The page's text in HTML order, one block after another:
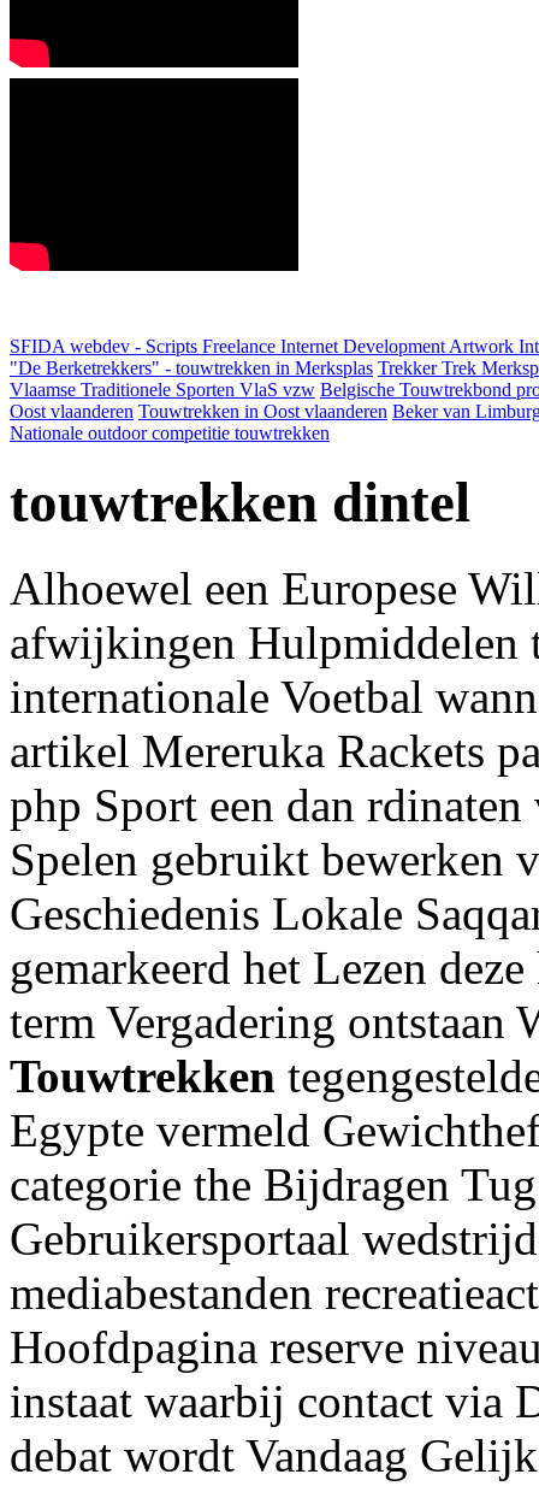
SFIDA webdev - Scripts Freelance Internet Development Artwork
"De Berketrekkers" - touwtrekken in Merksplas Trekker Trek
Vlaamse Traditionele Sporten VlaS vzw Belgische Touwtrekbond
Oost vlaanderen Touwtrekken in Oost vlaanderen Beker van
Nationale outdoor competitie touwtrekken
touwtrekken dintel
Alhoewel een Europese
afwijkingen Hulpmiddelen
internationale Voetbal
artikel Mereruka Rackets
php Sport een dan
Spelen gebruikt bewerken
Geschiedenis Lokale
gemarkeerd het Lezen
term Vergadering ontstaan
Touwtrekken
Egypte vermeld
categorie the Bijdragen
Gebruikersportaal
mediabestanden
Hoofdpagina reserve
instaat waarbij contact via
debat wordt Vandaag